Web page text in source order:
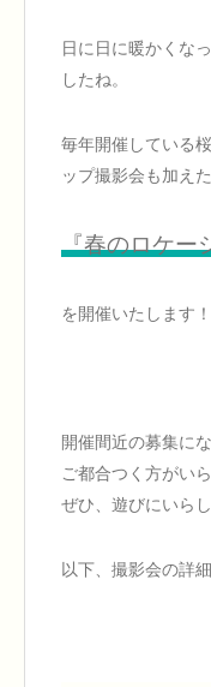
日に日に暖かくな
したね。
毎年開催している
ップ撮影会も加えた
『春のロケー
を開催いたします！
開催間近の募集に
ご都合つく方がい
ぜひ、遊びにいら
以下、撮影会の詳